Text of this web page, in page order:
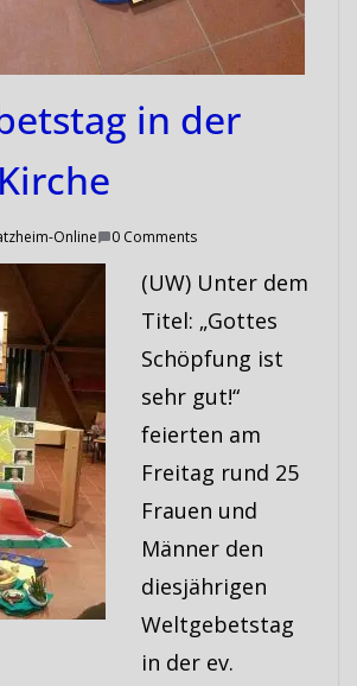
in der
Online 0 Comments
(UW) Unter dem
Titel: „Gottes
Schöpfung ist
sehr gut!“
feierten am
Freitag rund 25
Frauen und
Männer den
diesjährigen
Weltgebetstag
in der ev.